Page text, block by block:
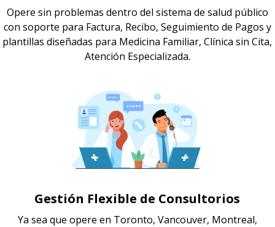
Opere sin problemas dentro del sistema de salud público
con soporte para Factura, Recibo, Seguimiento de Pagos y
plantillas diseñadas para Medicina Familiar, Clínica sin Cita,
Atención Especializada.
Gestión Flexible de Consultorios
Ya sea que opere en Toronto, Vancouver, Montreal,